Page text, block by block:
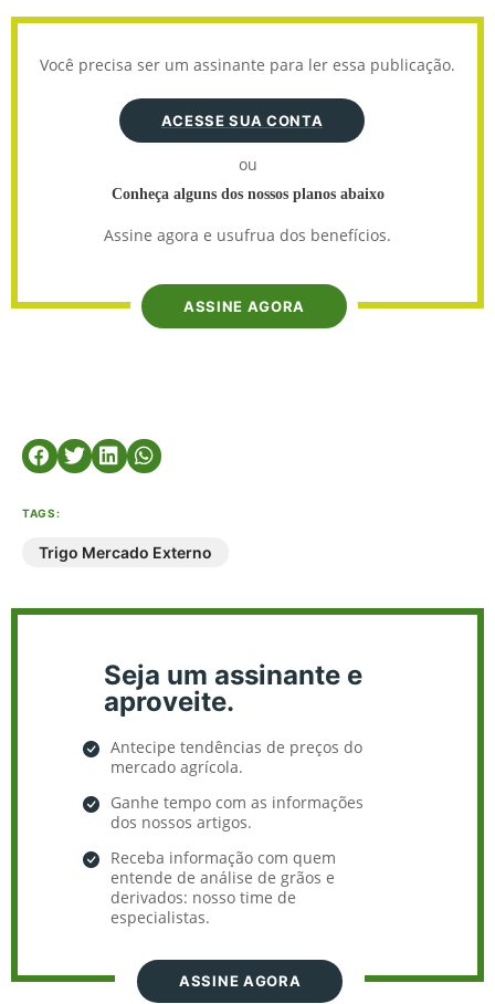
Você precisa ser um assinante para ler essa publicação.
ACESSE SUA CONTA
ou
Conheça alguns dos nossos planos abaixo
Assine agora e usufrua dos benefícios.
ASSINE AGORA
TAGS:
Trigo Mercado Externo
Seja um assinante e
aproveite.
Antecipe tendências de preços do
mercado agrícola.
Ganhe tempo com as informações
dos nossos artigos.
Receba informação com quem
entende de análise de grãos e
derivados: nosso time de
especialistas.
ASSINE AGORA